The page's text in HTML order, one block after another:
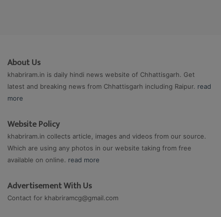
About Us
khabriram.in is daily hindi news website of Chhattisgarh. Get
latest and breaking news from Chhattisgarh including Raipur. read
more
Website Policy
khabriram.in collects article, images and videos from our source.
Which are using any photos in our website taking from free
available on online. read more
Advertisement With Us
Contact for khabriramcg@gmail.com